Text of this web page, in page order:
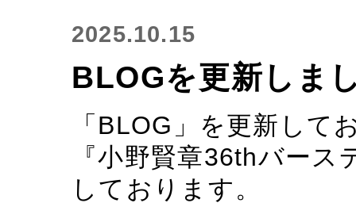
2025.10.15
BLOGを更新しま
「BLOG」を更新して
『小野賢章36thバー
しております。